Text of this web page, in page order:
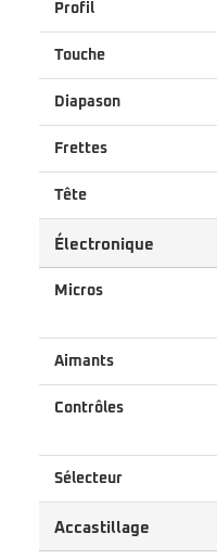
Profil
Touche
Diapason
Frettes
Tête
Électronique
Micros
Aimants
Contrôles
Sélecteur
Accastillage